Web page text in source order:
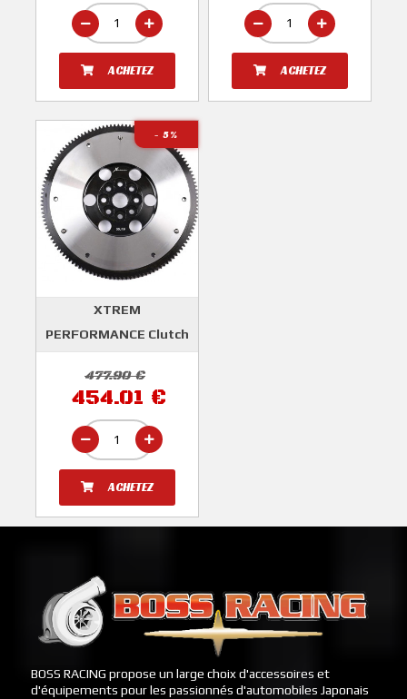
ACHETEZ
WRX 01-05 Forester
Turbo S 99-02 Legacy
89-04
XTREM PERFORMANCE
ACHETEZ
- 5%
XTREM
PERFORMANCE Clutch
6,09 Kilos SUBARU
IMPREZA GT 93-00
WRX 01-05 Forester
Turbo S 99-02 Legacy
89-04
XTREM PERFORMANCE
CLUTCH
477.90 €
454.01 €
ACHETEZ
BOSS RACING propose un large choix d'accessoires et
d'équipements pour les passionnés d'automobiles Japonais